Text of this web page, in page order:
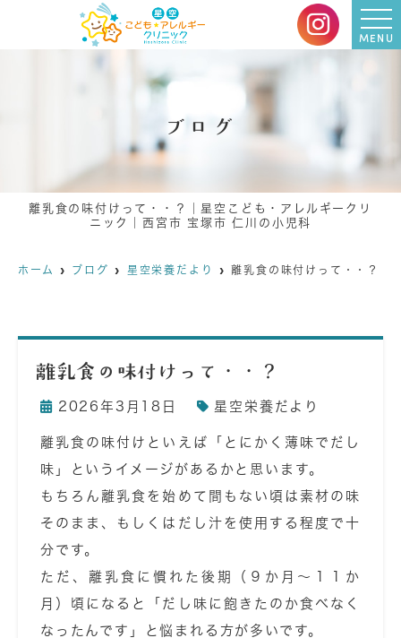
MENU
ブログ
離乳食の味付けって・・？｜星空こども・アレルギークリ
ニック｜西宮市 宝塚市 仁川の小児科
ホーム ブログ 星空栄養だより 離乳食の味付けって・・？
離乳食の味付けって・・？
2026年3月18日 星空栄養だより
離乳食の味付けといえば「とにかく薄味でだし
味」というイメージがあるかと思います。
もちろん離乳食を始めて間もない頃は素材の味
そのまま、もしくはだし汁を使用する程度で十
分です。
ただ、離乳食に慣れた後期（９か月～１１か
月）頃になると「だし味に飽きたのか食べなく
なったんです」と悩まれる方が多いです。